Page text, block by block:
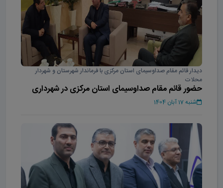
دیدار قائم مقام صداوسیمای استان مرکزی با فرماندار شهرستان و شهردار
محلات
حضور قائم مقام صداوسیمای استان مرکزی در شهرداری
محلات
شنبه 17 آبان 1404